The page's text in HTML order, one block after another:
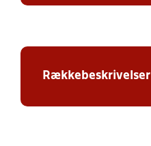
Rækkebeskrivelser